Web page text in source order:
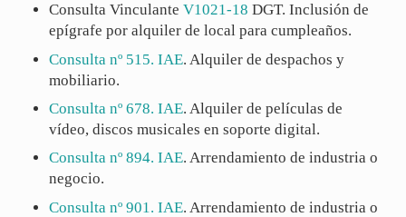
Consulta VinculanteV1021-18 DGT. Inclusión de
epígrafe por alquiler de local para cumpleaños.
Consulta nº 515. IAE. Alquiler de despachos y
mobiliario.
Consulta nº 678. IAE. Alquiler de películas de
vídeo, discos musicales en soporte digital.
Consulta nº 894. IAE. Arrendamiento de industria o
negocio.
Consulta nº 901. IAE. Arrendamiento de industria o